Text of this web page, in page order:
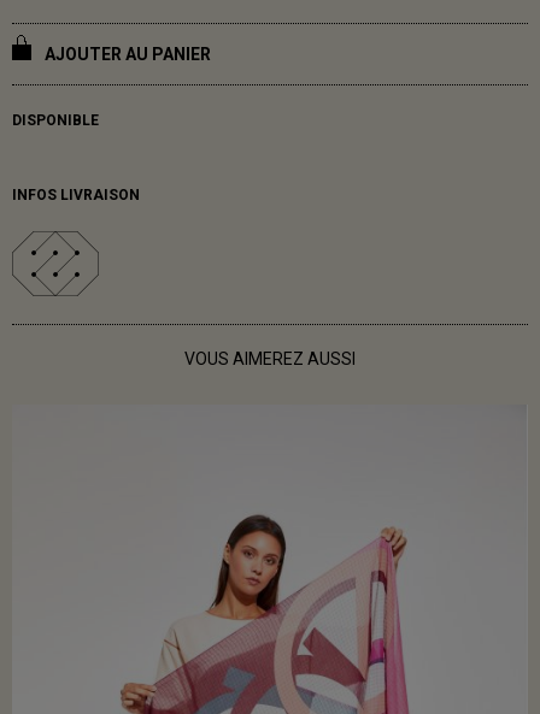
AJOUTER AU PANIER
DISPONIBLE
INFOS LIVRAISON
VOUS AIMEREZ AUSSI